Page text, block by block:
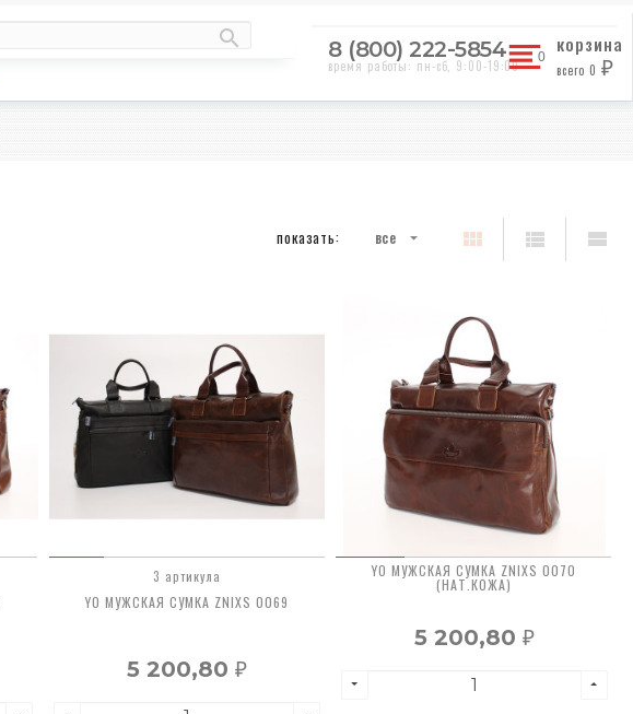
8 (800) 222-5854
время работы: пн-сб, 9:00-19:00
корзина
всего 0 ₽
показать: все
3 артикула
YO МУЖСКАЯ СУМКА ZNIXS 0069
5 200,80₽
YO МУЖСКАЯ СУМКА ZNIXS 0070
(НАТ.КОЖА)
5 200,80 ₽